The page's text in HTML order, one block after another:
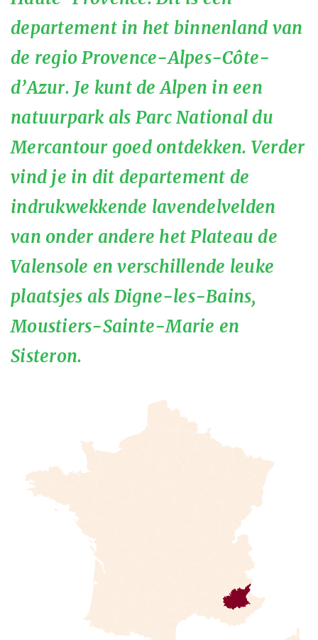
departement in het binnenland van
de regio Provence-Alpes-Côte-
d’Azur. Je kunt de Alpen in een
natuurpark als Parc National du
Mercantour goed ontdekken. Verder
vind je in dit departement de
indrukwekkende lavendelvelden
van onder andere het Plateau de
Valensole en verschillende leuke
plaatsjes als Digne-les-Bains,
Moustiers-Sainte-Marie en
Sisteron.